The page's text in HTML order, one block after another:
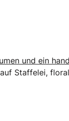
und ein
Staffelei,